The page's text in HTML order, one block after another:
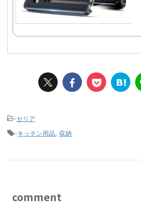
-セリア
-キッチン用品 収納
comment